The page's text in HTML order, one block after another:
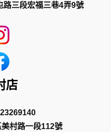
路三段宏福三巷4弄9號
店
村路一段112號